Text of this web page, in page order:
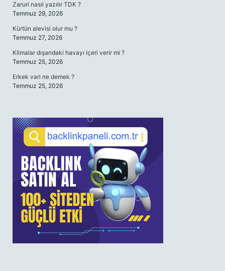
Zaruri nasıl yazılır TDK ?
Temmuz 29, 2026
Kürtün alevisi olur mu ?
Temmuz 27, 2026
Klimalar dışarıdaki havayı içeri verir mi ?
Temmuz 25, 2026
Erkek vari ne demek ?
Temmuz 25, 2026